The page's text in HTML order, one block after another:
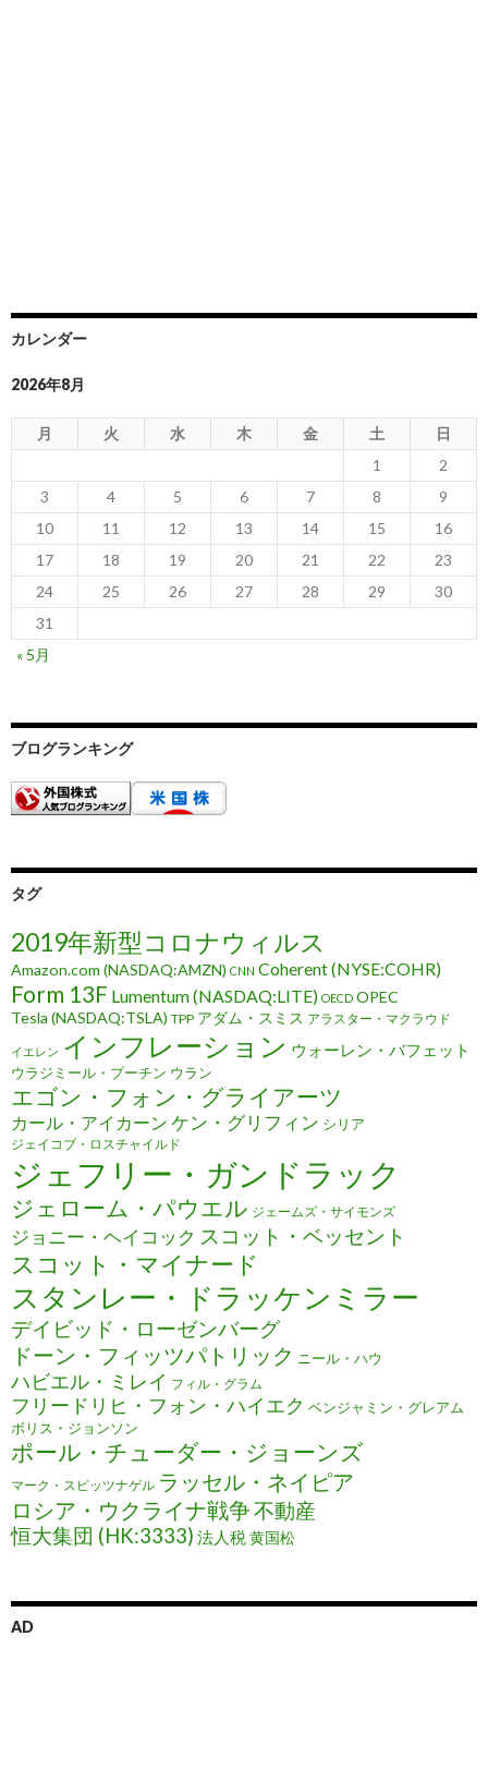
カレンダー
2026年8月
月 火 水 木 金 土
日
1
2
3
4 5 6 7 8
9
10
11 12 13 14 15
16
17
18 19 20 21 22
23
24
25 26 27 28 29
30
31
« 5月
ブログランキング
タグ
2019年新型コロナウィルス
Amazon.com (NASDAQ:AMZN) CNN Coherent (NYSE:COHR)
Form 13F Lumentum (NASDAQ:LITE) OECD OPEC
Tesla (NASDAQ:TSLA) TPP アダム・スミス アラスター・マクラウド
イエレン インフレーション ウォーレン・バフェット
ウラジミール・プーチン ウラン
エゴン・フォン・グライアーツ
カール・アイカーン ケン・グリフィン シリア
ジェイコブ・ロスチャイルド
ジェフリー・ガンドラック
ジェローム・パウエル ジェームズ・サイモンズ
ジョニー・ヘイコック スコット・ベッセント
スコット・マイナード
スタンレー・ドラッケンミラー
デイビッド・ローゼンバーグ
ドーン・フィッツパトリック ニール・ハウ
ハビエル・ミレイ フィル・グラム
フリードリヒ・フォン・ハイエク ベンジャミン・グレアム
ボリス・ジョンソン
ポール・チューダー・ジョーンズ
マーク・スピッツナゲル ラッセル・ネイピア
ロシア・ウクライナ戦争不動産
恒大集団 (HK:3333) 法人税黄国松
AD